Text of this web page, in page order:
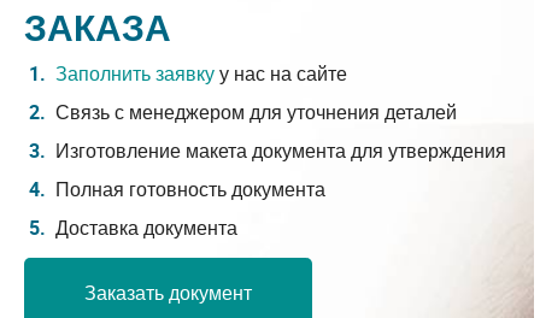
ЗАКАЗА
Заполнить заявкуу нас на сайте
Связь с менеджером для уточнения деталей
Изготовление макета документа для утверждения
Полная готовность документа
Доставка документа
Заказать документ